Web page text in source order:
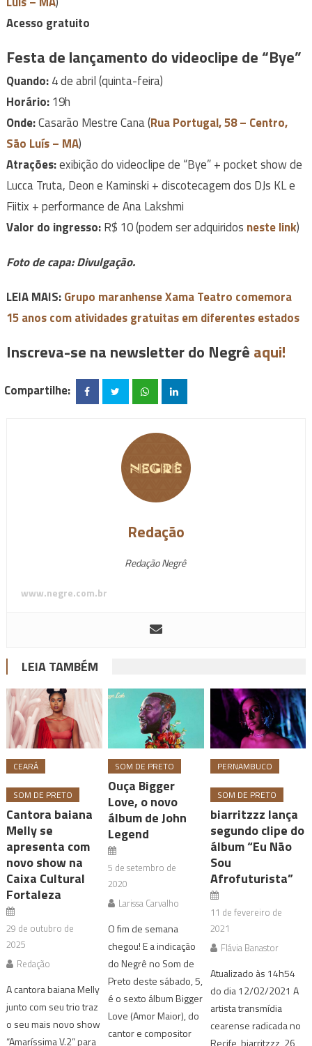
Acesso gratuito
Festa de lançamento do videoclipe de “Bye”
Quando:4 de abril (quinta-feira)
Horário:19h
Onde:Casarão Mestre Cana (Rua Portugal, 58 – Centro,
São Luís – MA)
Atrações:exibição do videoclipe de “Bye” + pocket show de
Lucca Truta, Deon e Kaminski + discotecagem dos DJs KL e
Fiitix + performance de Ana Lakshmi
Valor do ingresso:R$ 10 (podem ser adquiridos neste link)
Foto de capa: Divulgação.
LEIA MAIS:Grupo maranhense Xama Teatro comemora
15 anos com atividades gratuitas em diferentes estados
Inscreva-se na newsletter do Negrê aqui!
Compartilhe:
Redação
Redação Negrê
www.negre.com.br
LEIA TAMBÉM
CEARÁ
SOM DE PRETO
Cantora baiana
Melly se
apresenta com
novo show na
Caixa Cultural
Fortaleza
29 de outubro de
2025
Redação
A cantora baiana Melly
junto com seu trio traz
o seu mais novo show
“Amaríssima V.2” para
SOM DE PRETO
Ouça Bigger
Love, o novo
álbum de John
Legend
5 de setembro de
2020
Larissa Carvalho
O fim de semana
chegou! E a indicação
do Negrê no Som de
Preto deste sábado, 5,
é o sexto álbum Bigger
Love (Amor Maior), do
cantor e compositor
PERNAMBUCO
SOM DE PRETO
biarritzzz lança
segundo clipe do
álbum “Eu Não
Sou
Afrofuturista”
11 de fevereiro de
2021
Flávia Banastor
Atualizado às 14h54
do dia 12/02/2021 A
artista transmídia
cearense radicada no
Recife, biarritzzz, 26,